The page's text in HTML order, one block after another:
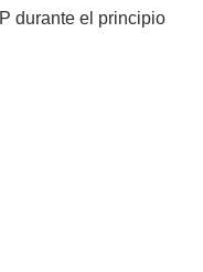
durante el principio